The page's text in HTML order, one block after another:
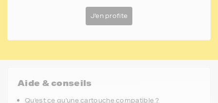
J'en profite
Aide & conseils
Qu'est ce qu'une cartouche compatible ?